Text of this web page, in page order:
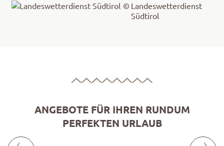
Landeswetterdienst
Südtirol
ANGEBOTE FÜR IHREN RUNDUM
PERFEKTEN URLAUB